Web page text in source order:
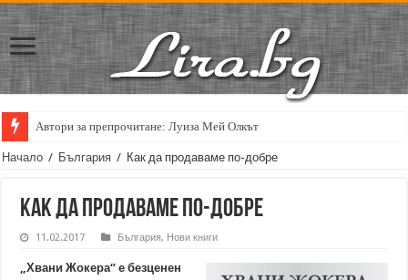
Автори за препрочитане: Луиза Мей Олкът
Начало / България / Как да продаваме по-добре
Как да продаваме по-добре
11.02.2017 България, Нови книги
„Хвани Жокера“ е безценен